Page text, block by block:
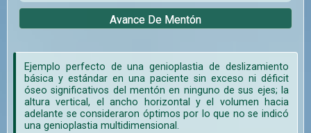
Avance De Mentón
Ejemplo perfecto de una genioplastia de deslizamiento
básica y estándar en una paciente sin exceso ni déficit
óseo significativos del mentón en ninguno de sus ejes; la
altura vertical, el ancho horizontal y el volumen hacia
adelante se consideraron óptimos por lo que no se indicó
una genioplastia multidimensional.